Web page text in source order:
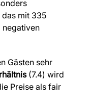
das mit 335
negativen
Gästen sehr
(7.4) wird
Preise als fair